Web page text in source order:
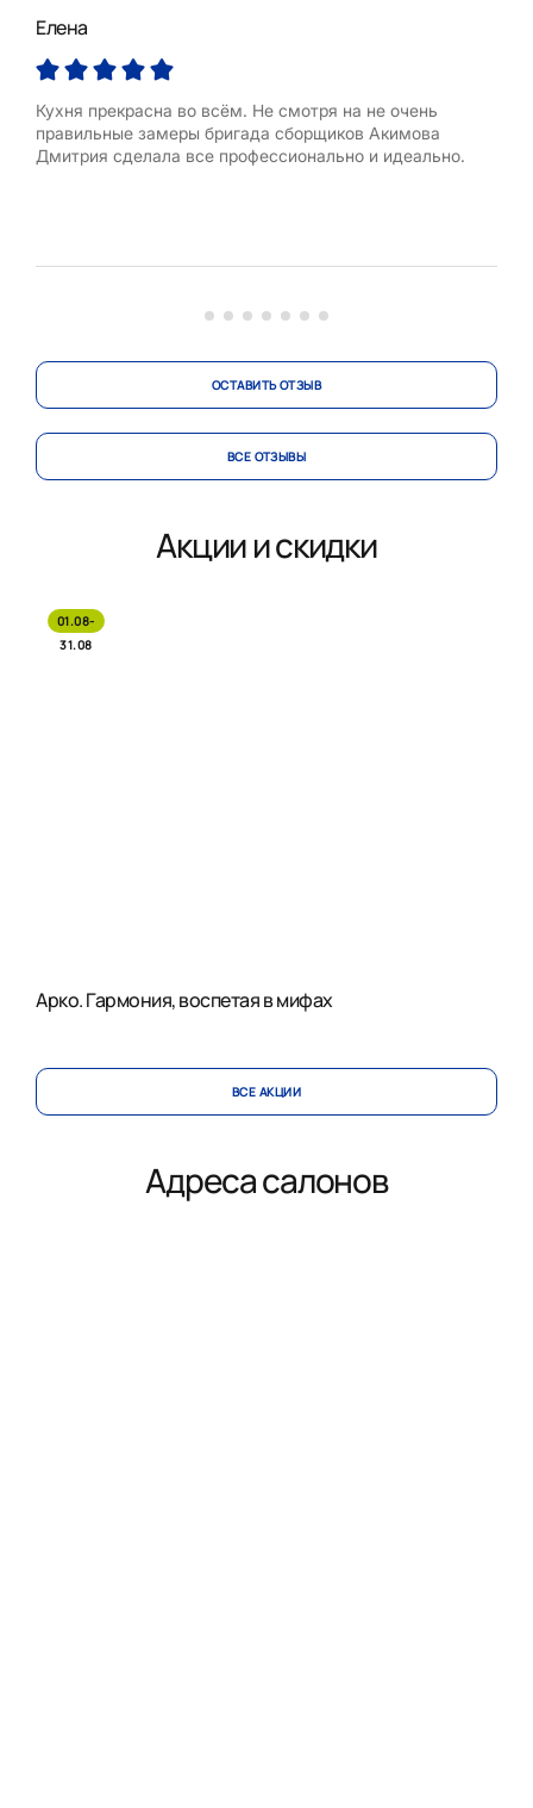
Елена
Кухня прекрасна во всём. Не смотря на не очень
правильные замеры бригада сборщиков Акимова
Дмитрия сделала все профессионально и идеально.
ОСТАВИТЬ ОТЗЫВ
ВСЕ ОТЗЫВЫ
Акции и скидки
01.08-
31.08
Арко. Гармония, воспетая в мифах
ВСЕ АКЦИИ
Адреса салонов